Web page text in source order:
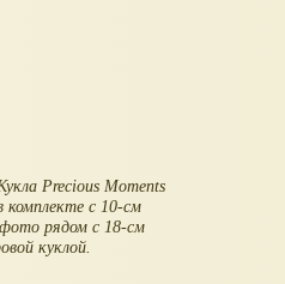
Precious Moments
комплекте с 10-см
рядом с 18-см
куклой.